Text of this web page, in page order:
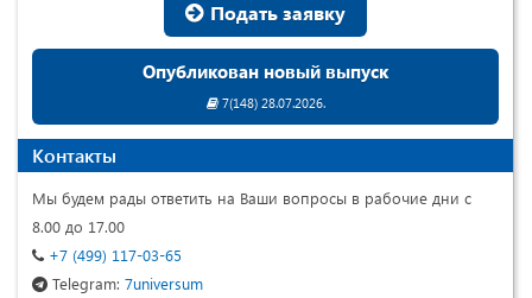
Подать заявку
Опубликован новый выпуск
7(148) 28.07.2026.
Контакты
Мы будем рады ответить на Ваши вопросы в рабочие дни с
8.00 до 17.00
+7 (499) 117-03-65
Telegram: 7universum